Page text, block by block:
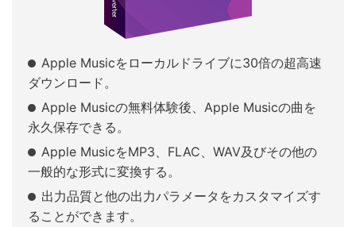
Apple Musicをローカルドライブに30倍の超高速
ダウンロード。
Apple Musicの無料体験後、Apple Musicの曲を
永久保存できる。
Apple MusicをMP3、FLAC、WAV及びその他の
一般的な形式に変換する。
出力品質と他の出力パラメータをカスタマイズす
ることができます。